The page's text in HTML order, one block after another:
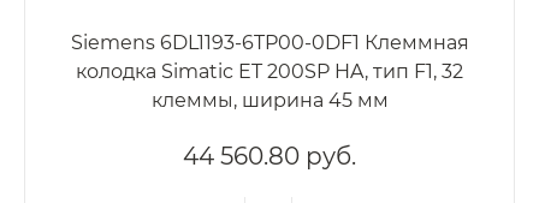
Siemens 6DL1193-6TP00-0DF1 Клеммная
колодка Simatic ET 200SP HA, тип F1, 32
клеммы, ширина 45 мм
44 560.80 руб.